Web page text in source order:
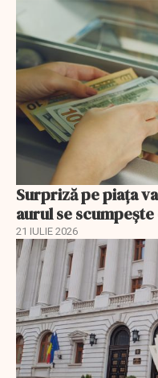
Surpriză pe piața
aurul se
21 IULIE 2026